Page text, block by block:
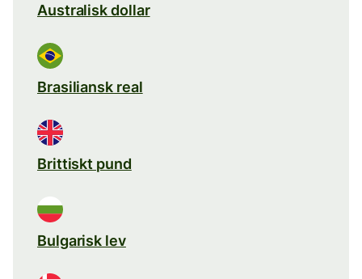
Australisk dollar
Brasiliansk real
Brittiskt pund
Bulgarisk lev